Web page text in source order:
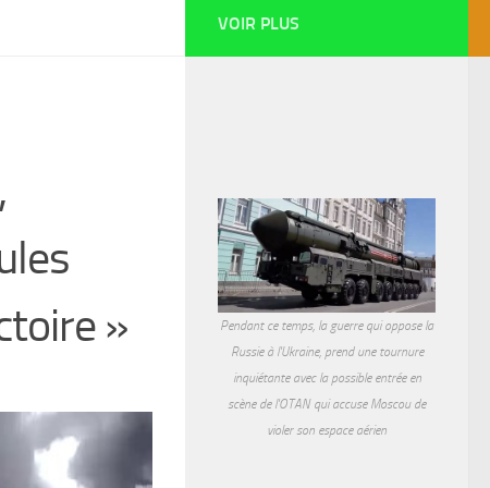
»
VOIR PLUS
Pendant ce temps, la guerre qui oppose la
Russie à l'Ukraine, prend une tournure
inquiétante avec la possible entrée en
scène de l'OTAN qui accuse Moscou de
violer son espace aérien